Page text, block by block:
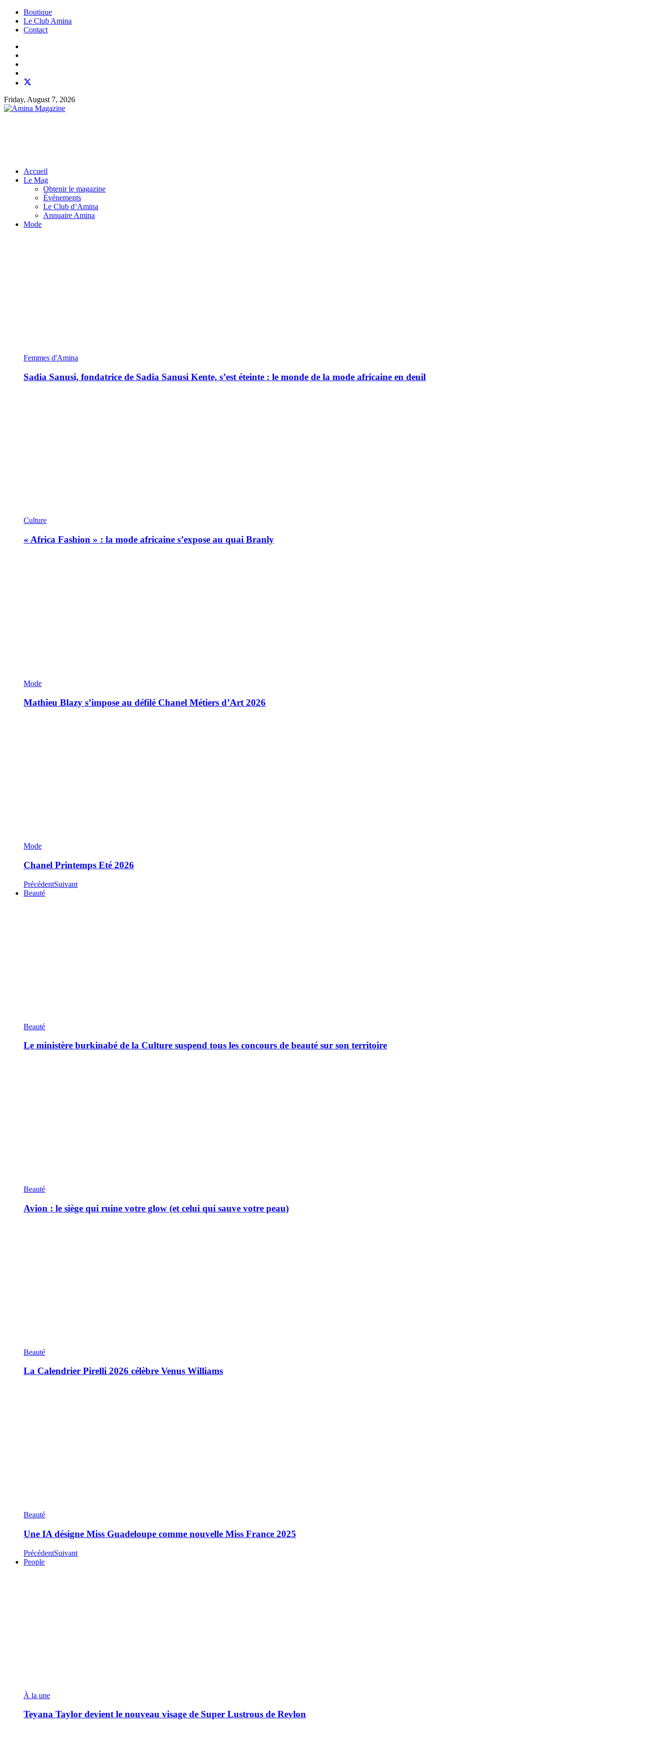
Boutique
Le Club Amina
Contact
Friday, August 7, 2026
Accueil
Le Mag
Obtenir le magazine
Événements
Le Club d’Amina
Annuaire Amina
Mode
Femmes d'Amina
Sadia Sanusi, fondatrice de Sadia Sanusi Kente, s’est éteinte : le monde de la mode africaine en deuil
Culture
« Africa Fashion » : la mode africaine s’expose au quai Branly
Mode
Mathieu Blazy s’impose au défilé Chanel Métiers d’Art 2026
Mode
Chanel Printemps Eté 2026
PrécédentSuivant
Beauté
Beauté
Le ministère burkinabé de la Culture suspend tous les concours de beauté sur son territoire
Beauté
Avion : le siège qui ruine votre glow (et celui qui sauve votre peau)
Beauté
La Calendrier Pirelli 2026 célèbre Venus Williams
Beauté
Une IA désigne Miss Guadeloupe comme nouvelle Miss France 2025
PrécédentSuivant
People
À la une
Teyana Taylor devient le nouveau visage de Super Lustrous de Revlon